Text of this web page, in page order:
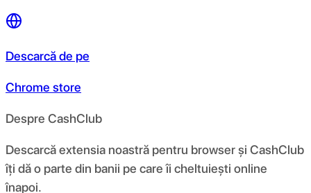
Descarcă de pe
Chrome store
Despre CashClub
Descarcă extensia noastră pentru browser și CashClub
îți dă o parte din banii pe care îi cheltuiești online
înapoi.